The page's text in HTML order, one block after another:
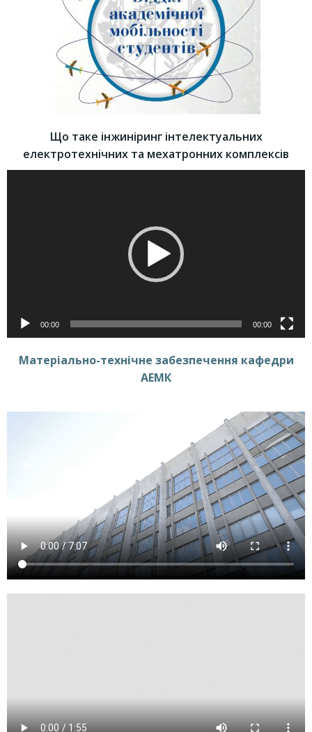
Що таке інжиніринг інтелектуальних
електротехнічних та мехатронних комплексів
00:00 00:00
Матеріально-технічне забезпечення кафедри
АЕМК